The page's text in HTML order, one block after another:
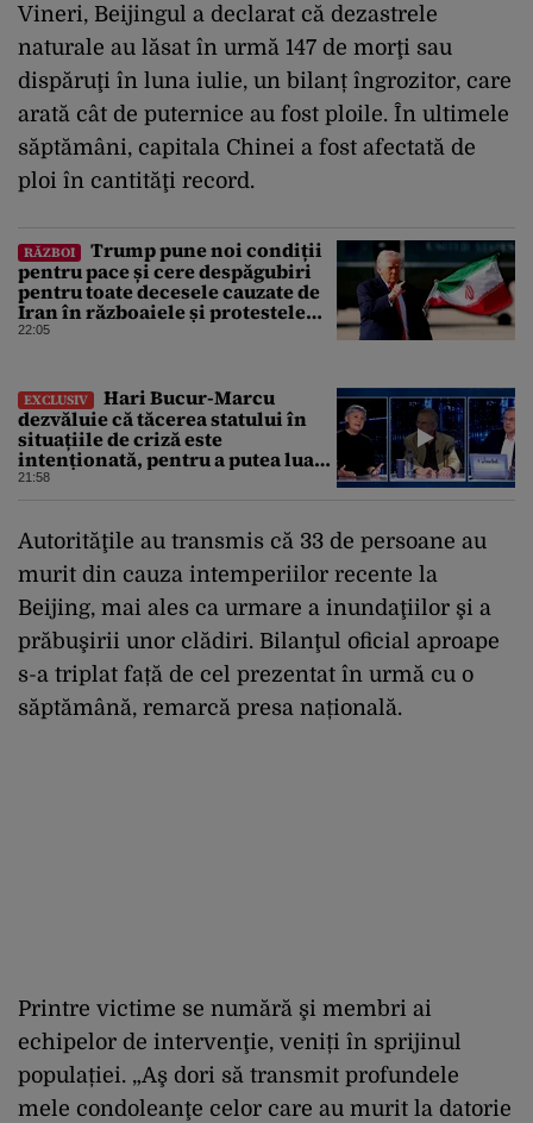
Vineri, Beijingul a declarat că dezastrele
naturale au lăsat în urmă 147 de morţi sau
dispăruţi în luna iulie, un bilanț îngrozitor, care
arată cât de puternice au fost ploile. În ultimele
săptămâni, capitala Chinei a fost afectată de
ploi în cantităţi record.
RĂZBOI
Trump pune noi condiții
pentru pace și cere despăgubiri
pentru toate decesele cauzate de
Iran în războaiele și protestele
din ultimii 50 de ani
22:05
EXCLUSIV
Hari Bucur-Marcu
dezvăluie că tăcerea statului în
situațiile de criză este
intenționată, pentru a putea lua
decizii fără să ne spună
21:58
Autorităţile au transmis că 33 de persoane au
murit din cauza intemperiilor recente la
Beijing, mai ales ca urmare a inundaţiilor şi a
prăbuşirii unor clădiri. Bilanţul oficial aproape
s-a triplat față de cel prezentat în urmă cu o
săptămână, remarcă presa națională.
Printre victime se numără şi membri ai
echipelor de intervenţie, veniți în sprijinul
populației. „Aş dori să transmit profundele
mele condoleanţe celor care au murit la datorie